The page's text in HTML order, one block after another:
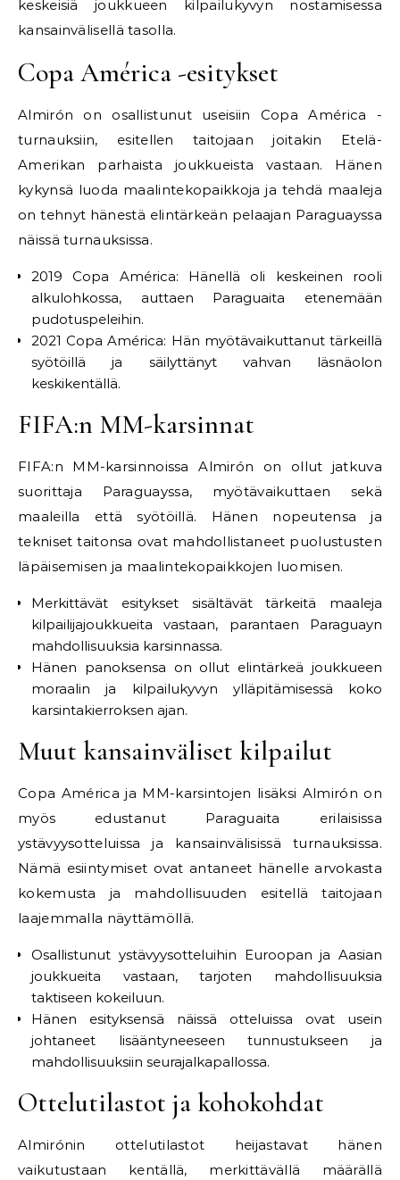
keskeisiä joukkueen kilpailukyvyn nostamisessa
kansainvälisellä tasolla.
Copa América -esitykset
Almirón on osallistunut useisiin Copa América -
turnauksiin, esitellen taitojaan joitakin Etelä-
Amerikan parhaista joukkueista vastaan. Hänen
kykynsä luoda maalintekopaikkoja ja tehdä maaleja
on tehnyt hänestä elintärkeän pelaajan Paraguayssa
näissä turnauksissa.
2019 Copa América: Hänellä oli keskeinen rooli
alkulohkossa, auttaen Paraguaita etenemään
pudotuspeleihin.
2021 Copa América: Hän myötävaikuttanut tärkeillä
syötöillä ja säilyttänyt vahvan läsnäolon
keskikentällä.
FIFA:n MM-karsinnat
FIFA:n MM-karsinnoissa Almirón on ollut jatkuva
suorittaja Paraguayssa, myötävaikuttaen sekä
maaleilla että syötöillä. Hänen nopeutensa ja
tekniset taitonsa ovat mahdollistaneet puolustusten
läpäisemisen ja maalintekopaikkojen luomisen.
Merkittävät esitykset sisältävät tärkeitä maaleja
kilpailijajoukkueita vastaan, parantaen Paraguayn
mahdollisuuksia karsinnassa.
Hänen panoksensa on ollut elintärkeä joukkueen
moraalin ja kilpailukyvyn ylläpitämisessä koko
karsintakierroksen ajan.
Muut kansainväliset kilpailut
Copa América ja MM-karsintojen lisäksi Almirón on
myös edustanut Paraguaita erilaisissa
ystävyysotteluissa ja kansainvälisissä turnauksissa.
Nämä esiintymiset ovat antaneet hänelle arvokasta
kokemusta ja mahdollisuuden esitellä taitojaan
laajemmalla näyttämöllä.
Osallistunut ystävyysotteluihin Euroopan ja Aasian
joukkueita vastaan, tarjoten mahdollisuuksia
taktiseen kokeiluun.
Hänen esityksensä näissä otteluissa ovat usein
johtaneet lisääntyneeseen tunnustukseen ja
mahdollisuuksiin seurajalkapallossa.
Ottelutilastot ja kohokohdat
Almirónin ottelutilastot heijastavat hänen
vaikutustaan kentällä, merkittävällä määrällä